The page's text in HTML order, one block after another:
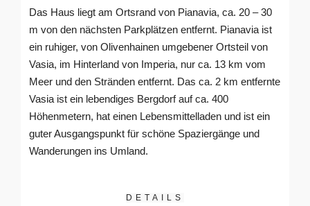
Das Haus liegt am Ortsrand von Pianavia, ca. 20 – 30
m von den nächsten Parkplätzen entfernt. Pianavia ist
ein ruhiger, von Olivenhainen umgebener Ortsteil von
Vasia, im Hinterland von Imperia, nur ca. 13 km vom
Meer und den Stränden entfernt. Das ca. 2 km entfernte
Vasia ist ein lebendiges Bergdorf auf ca. 400
Höhenmetern, hat einen Lebensmittelladen und ist ein
guter Ausgangspunkt für schöne Spaziergänge und
Wanderungen ins Umland.
DETAILS